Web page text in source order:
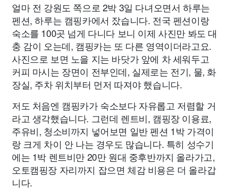
얼마 전 강원도 쪽으로 2박 3일 다녀오면서 하루는
펜션, 하루는 캠핑카에서 잤습니다. 전국 펜션이랑
숙소를 100곳 넘게 다니다 보니 이제 사진만 봐도 대
충 감이 오는데, 캠핑카는 또 다른 영역이더라고요.
사진으로 보면 노을 지는 바닷가 앞에 차 세워두고
커피 마시는 장면이 전부인데, 실제로는 전기, 물, 화
장실, 주차 위치부터 먼저 따져야 했습니다.
저도 처음엔 캠핑카가 숙소보다 자유롭고 저렴할 거
라고 생각했습니다. 그런데 렌트비, 캠핑장 이용료,
주유비, 청소비까지 넣어보면 일반 펜션 1박 가격이
랑 크게 차이 안 나는 경우도 많습니다. 특히 성수기
에는 1박 렌트비만 20만 원대 중후반까지 올라가고,
오토캠핑장 자리까지 잡으면 체감 비용은 더 올라갑
니다.